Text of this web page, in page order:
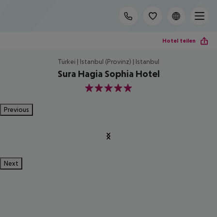
Hotel teilen
Türkei | Istanbul (Provinz) | Istanbul
Sura Hagia Sophia Hotel
5
Previous
Next